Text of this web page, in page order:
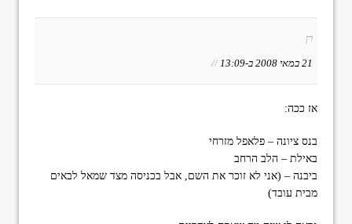
רן
21 במאי 2008 ב-13:09 //
אז ככה:
בנס ציונה – פלאפל מזרחי
באילת – הלב הרחב
ביבנה – (אני לא זוכר את השם, אבל בכניסה מצד שמאל לבאים
מבית עובד)